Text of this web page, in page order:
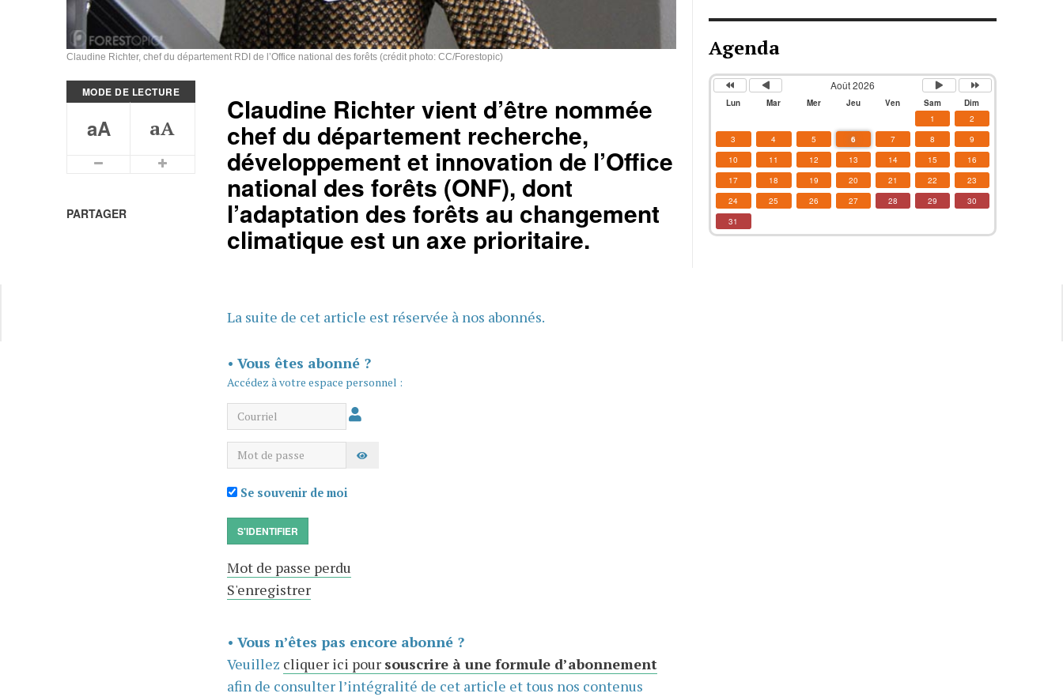
Claudine Richter, chef du département RDI de l’Office national des forêts (crédit photo: CC/Forestopic)
MODE DE LECTURE
aA aA
Plus petits caractèresPlus grands caractères
PARTAGER
Claudine Richter vient d’être nommée
chef du département recherche,
développement et innovation de l’Office
national des forêts (ONF), dont
l’adaptation des forêts au changement
climatique est un axe prioritaire.
La suite de cet article est réservée à nos abonnés.
• Vous êtes abonné ?
Accédez à votre espace personnel :
Courriel
Mot de passe AFFICHER LE MOT DE PASSE
Se souvenir de moi
S'IDENTIFIER
Mot de passe perdu
S'enregistrer
• Vous n’êtes pas encore abonné ?
Veuillez cliquer ici pour souscrire à une formule d’abonnement
afin de consulter l’intégralité de cet article et tous nos contenus
Agenda
Août 2026
Lun Mar Mer Jeu Ven Sam
Dim
1
2
3
4 5 6 7 8
9
10
11 12 13 14 15
16
17
18 19 20 21 22
23
24
25 26 27 28 29
30
31